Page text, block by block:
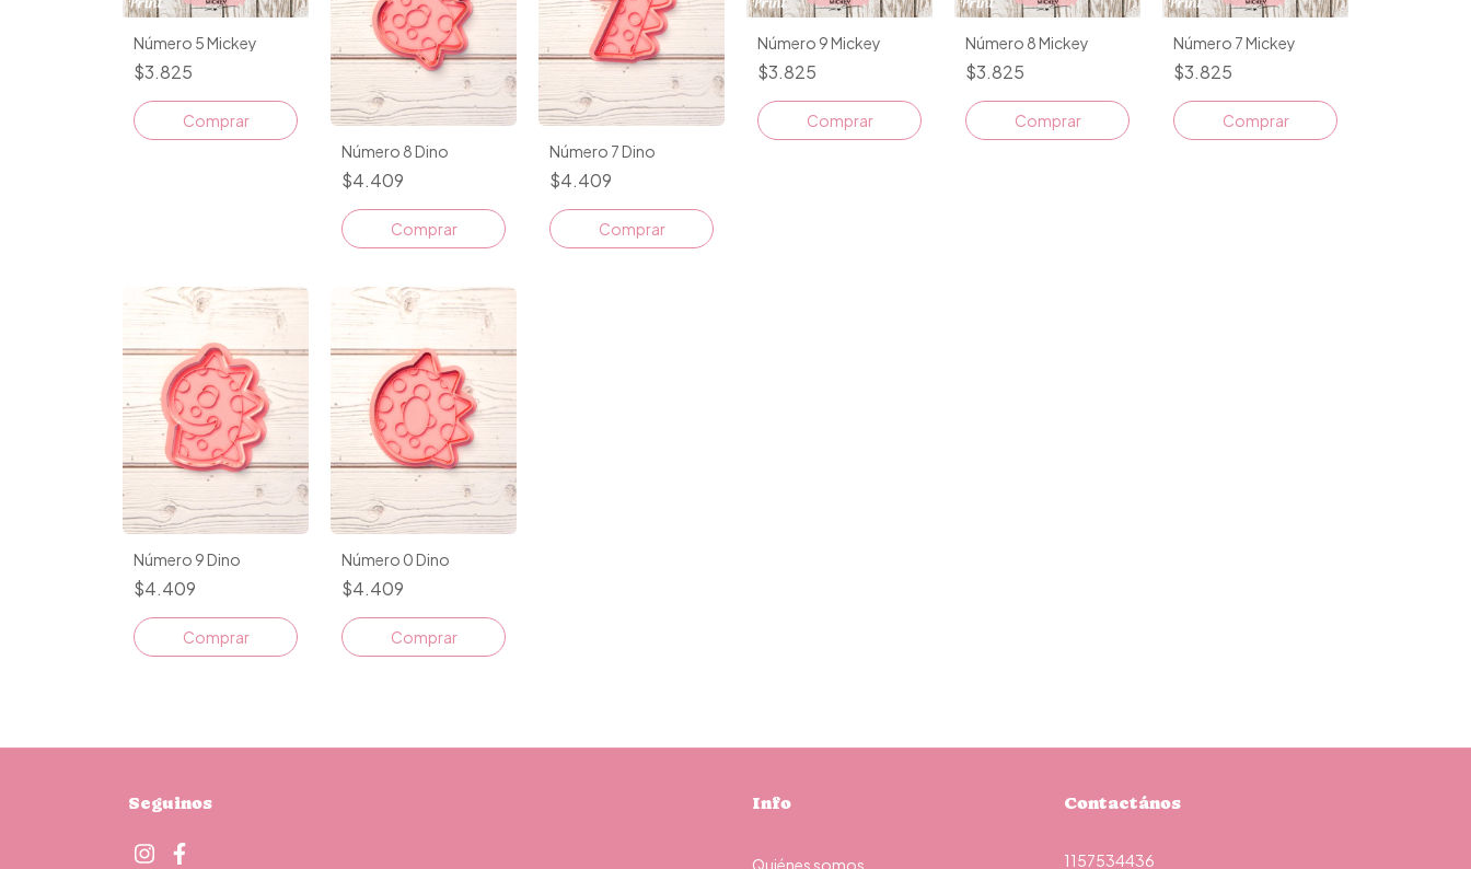
Número 5 Mickey
$3.825
Número 8 Dino
$4.409
Comprar
Número 7 Dino
$4.409
Comprar
Número 9 Mickey
$3.825
Número 8 Mickey
$3.825
Número 7 Mickey
$3.825
Número 9 Dino
$4.409
Comprar
Número 0 Dino
$4.409
Comprar
Seguinos Info Contactános
1157534436